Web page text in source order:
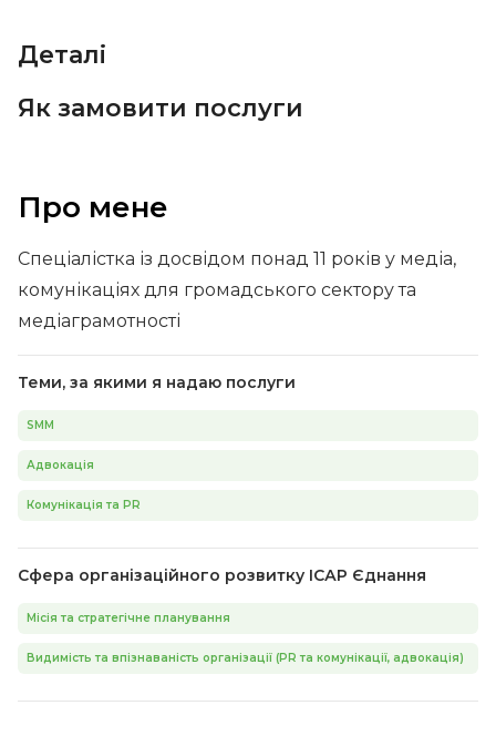
Про мене
Спеціалістка із досвідом понад 11 років у медіа,
комунікаціях для громадського сектору та
медіаграмотності
Теми, за якими я надаю послуги
SMM
Адвокація
Комунікація та PR
Сфера організаційного розвитку ІСАР Єднання
Місія та стратегічне планування
Видимість та впізнаваність організації (PR та комунікації, адвокація)
Деталі
Як замовити послуги